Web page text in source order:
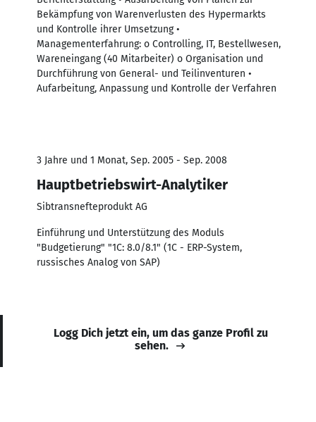
Bekämpfung von Warenverlusten des Hypermarkts
und Kontrolle ihrer Umsetzung •
Managementerfahrung: o Controlling, IT, Bestellwesen,
Wareneingang (40 Mitarbeiter) o Organisation und
Durchführung von General- und Teilinventuren •
Aufarbeitung, Anpassung und Kontrolle der Verfahren
3 Jahre und 1 Monat, Sep. 2005 - Sep. 2008
Hauptbetriebswirt-Analytiker
Sibtransnefteprodukt AG
Einführung und Unterstützung des Moduls
"Budgetierung" "1C: 8.0/8.1" (1C - ERP-System,
russisches Analog von SAP)
Logg Dich jetzt ein, um das ganze Profil zu
sehen.